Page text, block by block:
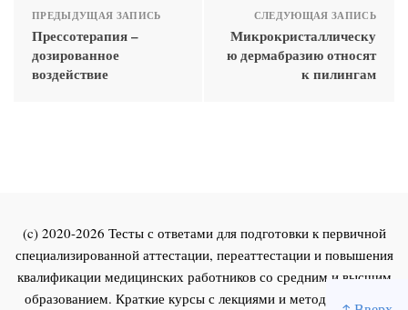
ПРЕДЫДУЩАЯ ЗАПИСЬ
Прессотерапия –
дозированное
воздействие
СЛЕДУЮЩАЯ ЗАПИСЬ
Микрокристаллическу
ю дермабразию относят
к пилингам
(c) 2020-2026 Тесты с ответами для подготовки к первичной
специализированной аттестации, переаттестации и повышения
квалификации медицинских работников со средним и высшим
образованием. Краткие курсы с лекциями и методическими